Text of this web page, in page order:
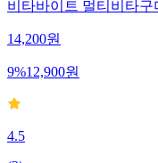
비타바이트 멀티비타
14,200원
9%12,900원
4.5